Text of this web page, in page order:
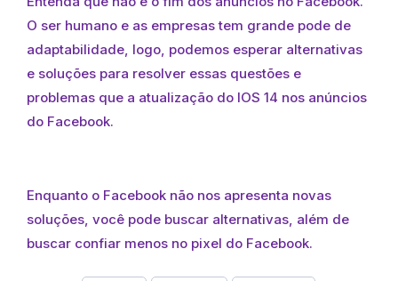
O ser humano e as empresas tem grande pode de
adaptabilidade, logo, podemos esperar alternativas
e soluções para resolver essas questões e
problemas que a atualização do IOS 14 nos anúncios
do Facebook.
Enquanto o Facebook não nos apresenta novas
soluções, você pode buscar alternativas, além de
buscar confiar menos no pixel do Facebook.